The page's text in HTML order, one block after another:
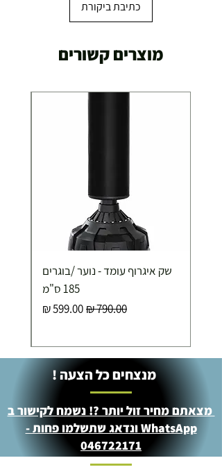
כתיבת ביקורת
מוצרים קשורים
שק איגרוף עומד - נוער /בוגרים
185 ס"מ
מחיר רגילמחיר מבצע
מנצחים כל הצעה !
מצאתם מחיר זול יותר ?! נשמח לקישור ב
WhatsApp ונדאג שתשלמו פחות -
046722171